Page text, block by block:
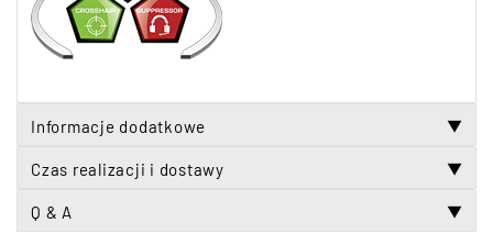
Informacje dodatkowe ▼
Czas realizacji i dostawy ▼
Q & A ▼